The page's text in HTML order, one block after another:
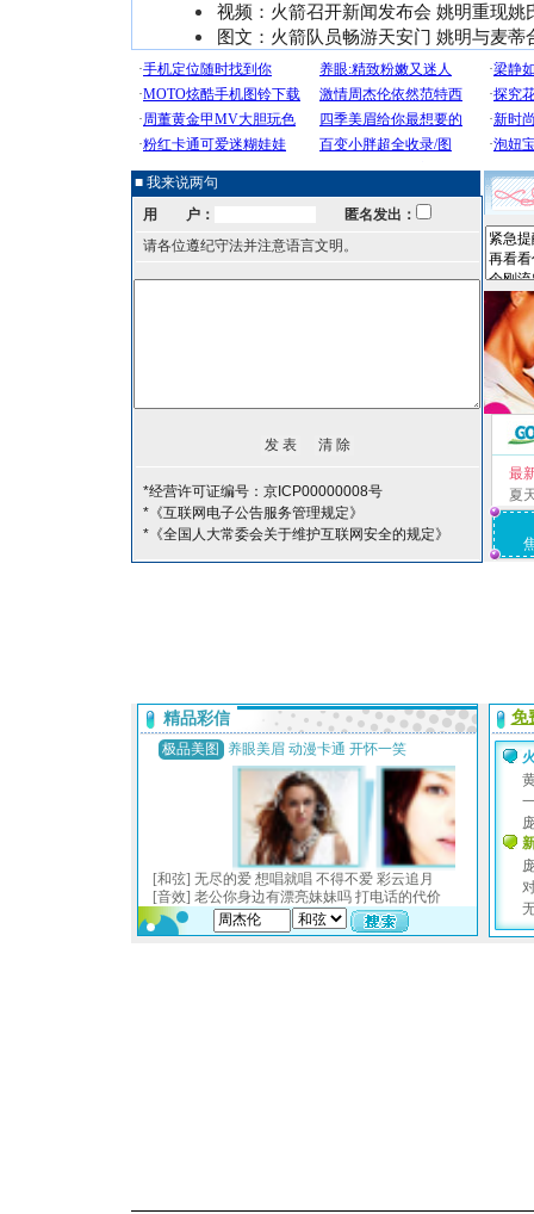
视频：火箭召开新闻发布会 姚明重现姚
图文：火箭队员畅游天安门 姚明与麦蒂
■ 我来说两句
用 户：
匿名发出：
请各位遵纪守法并注意语言文明。
*经营许可证编号：京ICP00000008号
*《互联网电子公告服务管理规定》
*《全国人大常委会关于维护互联网安全的规定》
最
夏